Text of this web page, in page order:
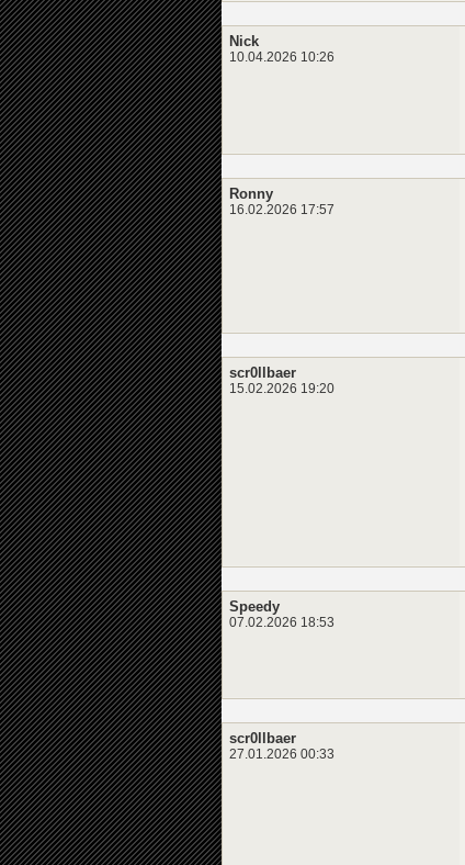
Nick
10.04.2026 10:26
Ronny
16.02.2026 17:57
scr0llbaer
15.02.2026 19:20
Speedy
07.02.2026 18:53
scr0llbaer
27.01.2026 00:33